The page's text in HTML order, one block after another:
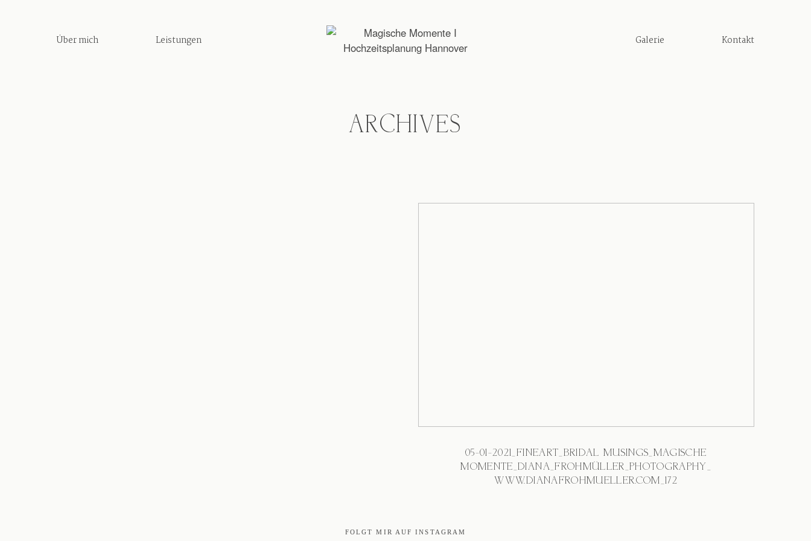
Über mich Leistungen Galerie Kontakt
ARCHIVES
05-01-2021_FINEART_BRIDAL MUSINGS_MAGISCHE
MOMENTE_DIANA_FROHMÜLLER_PHOTOGRAPHY_
WWW.DIANAFROHMUELLER.COM_172
FOLGT MIR AUF INSTAGRAM